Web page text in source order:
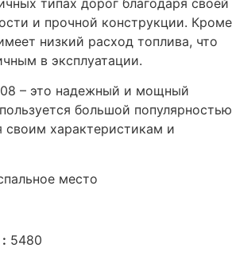
типах дорог благодаря своей
и прочной конструкции. Кроме
низкий расход топлива, что
в эксплуатации.
– это надежный и мощный
большой популярностью
своим характеристикам и
место
5480